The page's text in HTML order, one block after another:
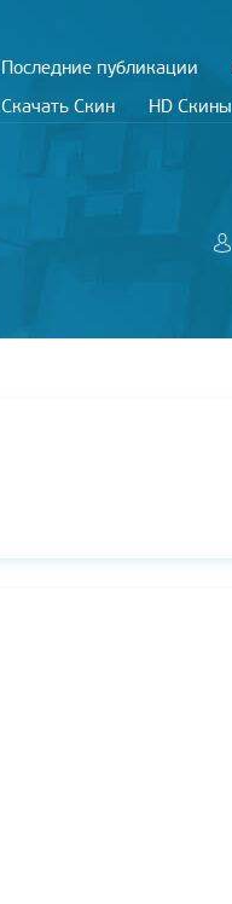
Последние публикации
Скачать Скин
HD Скины